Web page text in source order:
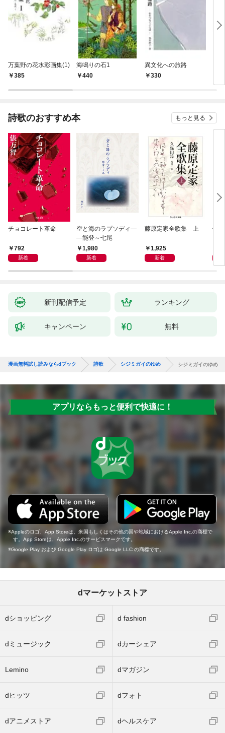
万葉野の花水彩画集(1)
385
海鳴りの石1
440
異文化への旅路
330
詩歌のおすすめ本 もっと見る
チョコレート革命
792
新着
空と海のラプソディ―
―能登～七尾
1,980
新着
藤原定家全歌集 上
1,925
新着
俳
新刊配信予定 ランキング
キャンペーン 無料
漫画無料試し読みならdブック 詩歌 シジミガイのゆめ シジミガイのゆめ
アプリならもっと便利で快適に！
Appleのロゴ、App Storeは、米国もしくはその他の国や地域におけるApple Inc.の商標で
す。App Storeは、Apple Inc.のサービスマークです。
Google Play および Google Play ロゴは Google LLC の商標です。
dマーケットストア
dショッピング d fashion
dミュージック dカーシェア
Lemino dマガジン
dヒッツ dフォト
dアニメストア dヘルスケア